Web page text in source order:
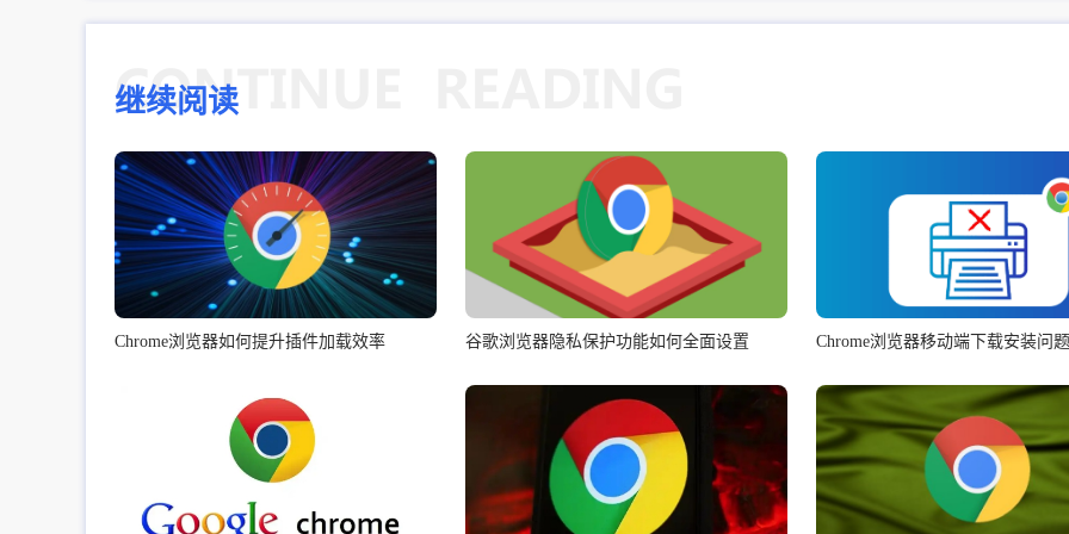
继续阅读
Chrome浏览器如何提升插件加载效率 谷歌浏览器隐私保护功能如何全面设置 Chrome浏览器移动端下载安装问